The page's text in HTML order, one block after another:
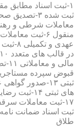
طلاق